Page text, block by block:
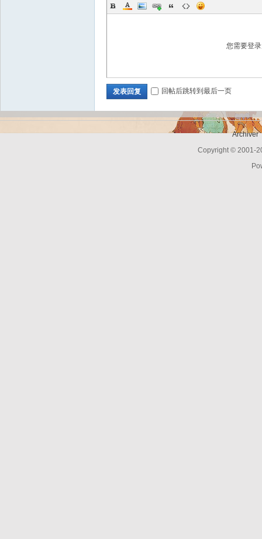
您需要登
发表回复 回帖后跳转到最后一页
Archiver
Copyright © 2001-